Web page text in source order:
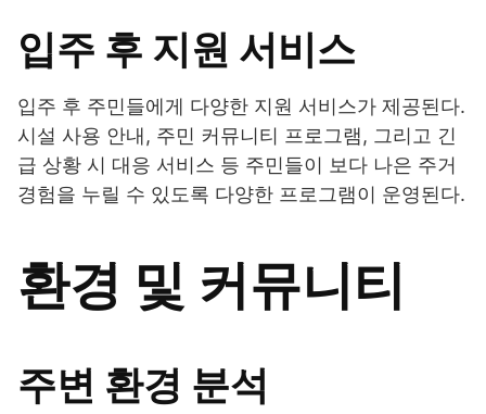
입주 후 지원 서비스
입주 후 주민들에게 다양한 지원 서비스가 제공된다.
시설 사용 안내, 주민 커뮤니티 프로그램, 그리고 긴
급 상황 시 대응 서비스 등 주민들이 보다 나은 주거
경험을 누릴 수 있도록 다양한 프로그램이 운영된다.
환경 및 커뮤니티
주변 환경 분석